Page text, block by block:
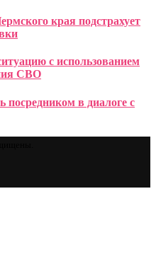
края подстрахует
с использованием
СВО
посредником в диалоге с